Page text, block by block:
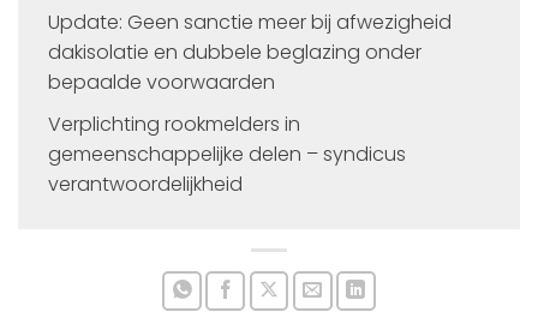
Update: Geen sanctie meer bij afwezigheid
dakisolatie en dubbele beglazing onder
bepaalde voorwaarden
Verplichting rookmelders in
gemeenschappelijke delen – syndicus
verantwoordelijkheid